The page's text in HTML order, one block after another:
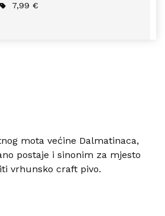
5
7,99€
mota većine Dalmatinaca,
postaje i sinonim za mjesto
vrhunsko craft pivo.